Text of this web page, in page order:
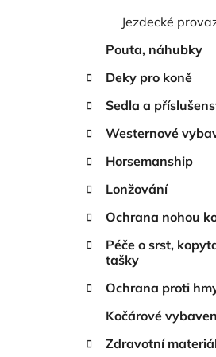
Jezdecké
Pouta, náhubky
Deky pro koně
Sedla a
Westernové
Horsemanship
Lonžování
Ochrana nohou
Péče o srst,
tašky
Ochrana proti
Kočárové
Zdravotní